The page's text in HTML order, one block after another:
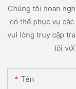
Chúng tôi hoan
có thể phục vụ
vui lòng truy cập
tôi với
Tên